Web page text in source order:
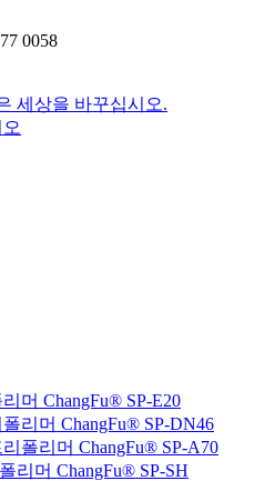
0058
세상을 바꾸십시오.
머 ChangFu® SP-E20
리머 ChangFu® SP-DN46
폴리머 ChangFu® SP-A70
리머 ChangFu® SP-SH